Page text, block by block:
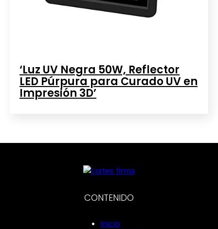
‘Luz UV Negra 50W, Reflector
LED Púrpura para Curado UV en
Impresión 3D’
CONTENIDO
Inicio